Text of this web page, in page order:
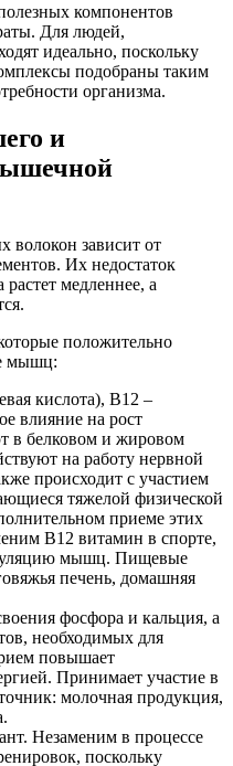
компонентов
Для людей,
идеально, поскольку
подобраны таким
организма.
и
волокон зависит от
Их недостаток
медленнее, а
положительно
мышц:
кислота), В12 –
влияние на рост
в белковом и жировом
на работу нервной
происходит с участием
тяжелой физической
приеме этих
В12 витамин в спорте,
мышц. Пищевые
печень, домашняя
фосфора и кальция, а
необходимых для
повышает
Принимает участие в
молочная продукция,
Незаменим в процессе
поскольку